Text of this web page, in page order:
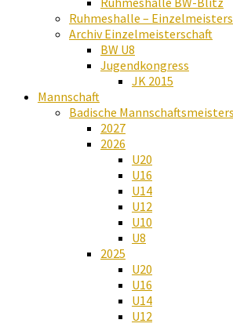
Ruhmeshalle –
Archiv Einzelmeisterschaft
BW U8
Jugendkongress
JK 2015
Mannschaft
Badische
2027
2026
U20
U16
U14
U12
U10
U8
2025
U20
U16
U14
U12